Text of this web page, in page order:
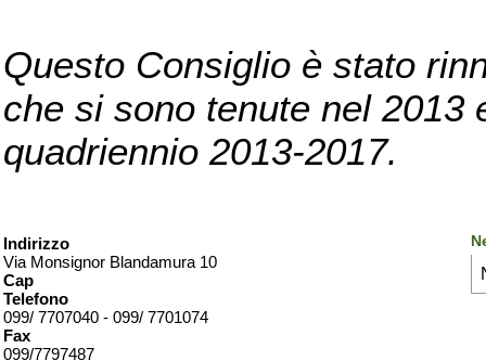
Questo Consiglio è stato
che si sono tenute nel 2013
quadriennio 2013-2017.
Indirizzo
Via Monsignor Blandamura 10
Cap
Telefono
099/ 7707040 - 099/ 7701074
Fax
099/7797487